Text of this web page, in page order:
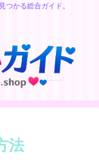
つかる総合ガイド。
法